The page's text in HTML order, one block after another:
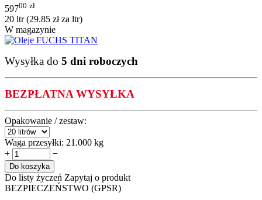
59700 zł
20 ltr (29.85 złza ltr)
W magazynie
Wysyłka do 5 dni roboczych
BEZPŁATNA WYSYŁKA
Opakowanie / zestaw:
Waga przesyłki: 21.000 kg
+
−
Do koszyka
Do listy życzeń Zapytaj o produkt
BEZPIECZEŃSTWO (GPSR)